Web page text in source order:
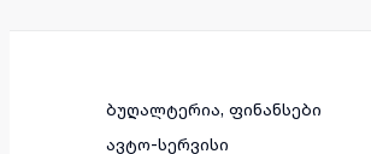
ბუღალტერია, ფინანსები
ავტო-სერვისი